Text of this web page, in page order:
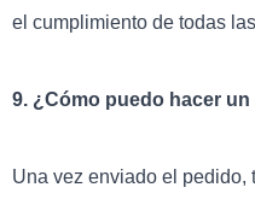
el cumplimiento de todas
9. ¿Cómo puedo hacer
Una vez enviado el pedido,